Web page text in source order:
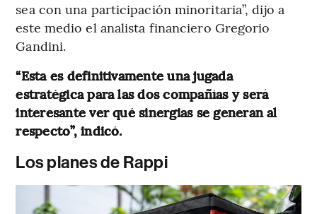
sea con una participación minoritaria”, dijo a
este medio el analista financiero Gregorio
Gandini.
“Esta es definitivamente una jugada
estratégica para las dos compañías y será
interesante ver qué sinergias se generan al
respecto”, indicó.
Los planes de Rappi